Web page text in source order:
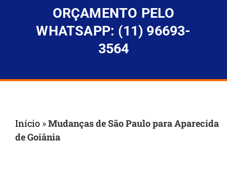
ORÇAMENTO PELO
WHATSAPP: (11) 96693-
3564
Início »Mudanças de São Paulo para Aparecida
de Goiânia